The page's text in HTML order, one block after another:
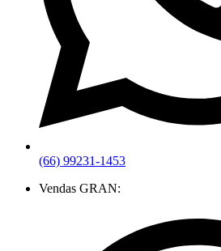
(66) 99231-1453
Vendas GRAN: